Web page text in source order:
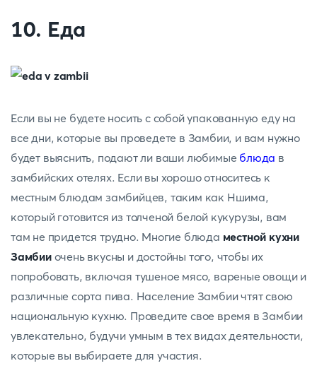
10. Еда
Если вы не будете носить с собой упакованную еду на
все дни, которые вы проведете в Замбии, и вам нужно
будет выяснить, подают ли ваши любимые блюда в
замбийских отелях. Если вы хорошо относитесь к
местным блюдам замбийцев, таким как Ншима,
который готовится из толченой белой кукурузы, вам
там не придется трудно. Многие блюда местной кухни
Замбии очень вкусны и достойны того, чтобы их
попробовать, включая тушеное мясо, вареные овощи и
различные сорта пива. Население Замбии чтят свою
национальную кухню. Проведите свое время в Замбии
увлекательно, будучи умным в тех видах деятельности,
которые вы выбираете для участия.